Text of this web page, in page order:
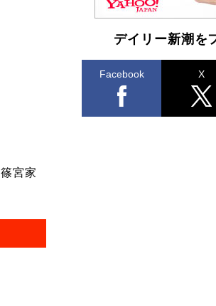
宮家
デイリー新潮を
Facebook X